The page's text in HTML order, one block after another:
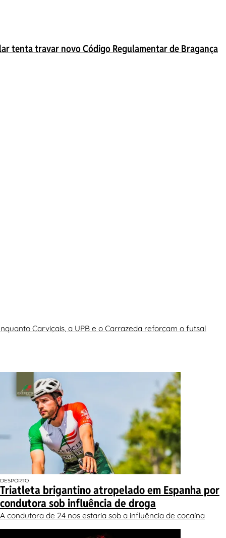
tenta travar novo Código Regulamentar de Bragança
Carviçais, a UPB e o Carrazeda reforçam o futsal
DESPORTO
Triatleta brigantino atropelado em Espanha por
condutora sob influência de droga
A condutora de 24 nos estaria sob a influência de cocaína